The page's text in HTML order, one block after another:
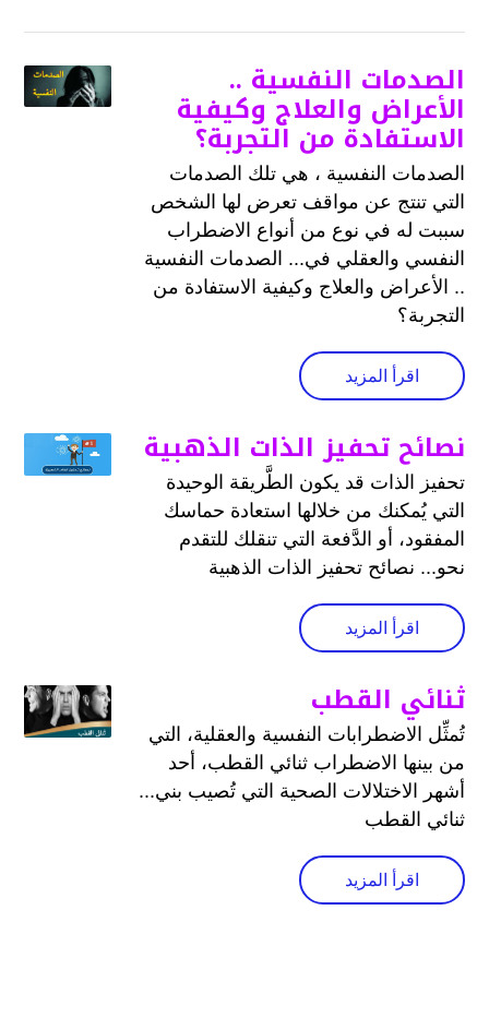
الصدمات النفسية ..
الأعراض والعلاج وكيفية
الاستفادة من التجربة؟
الصدمات النفسية ، هي تلك الصدمات
التي تنتج عن مواقف تعرض لها الشخص
سببت له في نوع من أنواع الاضطراب
النفسي والعقلي في... الصدمات النفسية
.. الأعراض والعلاج وكيفية الاستفادة من
التجربة؟
اقرأ المزيد
نصائح تحفيز الذات الذهبية
تحفيز الذات قد يكون الطَّريقة الوحيدة
التي يُمكنك من خلالها استعادة حماسك
المفقود، أو الدَّفعة التي تنقلك للتقدم
نحو... نصائح تحفيز الذات الذهبية
اقرأ المزيد
ثنائي القطب
تُمثِّل الاضطرابات النفسية والعقلية، التي
من بينها الاضطراب ثنائي القطب، أحد
أشهر الاختلالات الصحية التي تُصيب بني...
ثنائي القطب
اقرأ المزيد